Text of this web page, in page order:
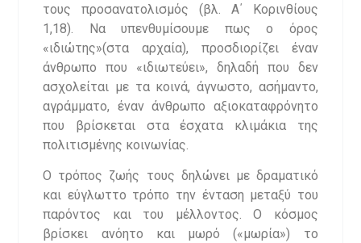
τους προσανατολισμός (βλ. Α΄ Κορινθίους
1,18). Να υπενθυμίσουμε πως ο όρος
«ιδιώτης»(στα αρχαία), προσδιορίζει έναν
άνθρωπο που «ιδιωτεύει», δηλαδή που δεν
ασχολείται με τα κοινά, άγνωστο, ασήμαντο,
αγράμματο, έναν άνθρωπο αξιοκαταφρόνητο
που βρίσκεται στα έσχατα κλιμάκια της
πολιτισμένης κοινωνίας.
Ο τρόπος ζωής τους δηλώνει με δραματικό
και εύγλωττο τρόπο την ένταση μεταξύ του
παρόντος και του μέλλοντος. Ο κόσμος
βρίσκει ανόητο και μωρό («μωρία») το